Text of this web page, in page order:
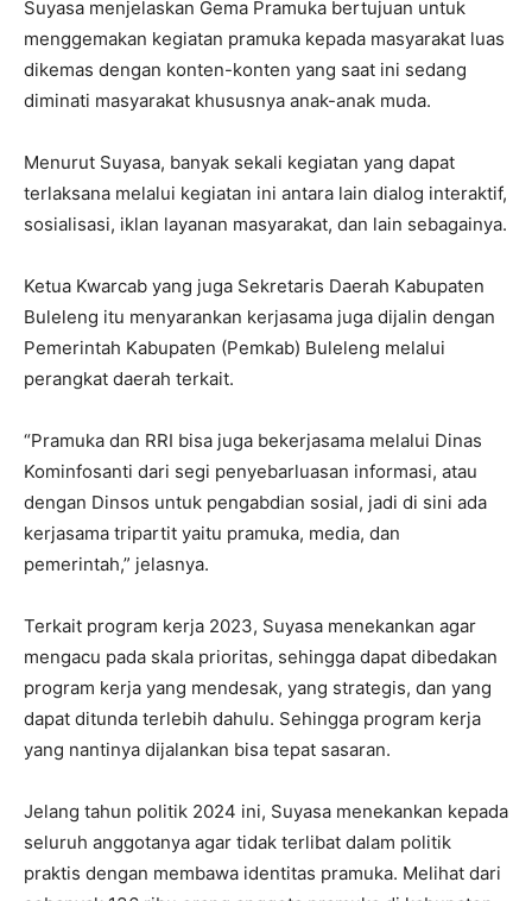
Suyasa menjelaskan Gema Pramuka bertujuan untuk
menggemakan kegiatan pramuka kepada masyarakat luas
dikemas dengan konten-konten yang saat ini sedang
diminati masyarakat khususnya anak-anak muda.
Menurut Suyasa, banyak sekali kegiatan yang dapat
terlaksana melalui kegiatan ini antara lain dialog interaktif,
sosialisasi, iklan layanan masyarakat, dan lain sebagainya.
Ketua Kwarcab yang juga Sekretaris Daerah Kabupaten
Buleleng itu menyarankan kerjasama juga dijalin dengan
Pemerintah Kabupaten (Pemkab) Buleleng melalui
perangkat daerah terkait.
“Pramuka dan RRI bisa juga bekerjasama melalui Dinas
Kominfosanti dari segi penyebarluasan informasi, atau
dengan Dinsos untuk pengabdian sosial, jadi di sini ada
kerjasama tripartit yaitu pramuka, media, dan
pemerintah,” jelasnya.
Terkait program kerja 2023, Suyasa menekankan agar
mengacu pada skala prioritas, sehingga dapat dibedakan
program kerja yang mendesak, yang strategis, dan yang
dapat ditunda terlebih dahulu. Sehingga program kerja
yang nantinya dijalankan bisa tepat sasaran.
Jelang tahun politik 2024 ini, Suyasa menekankan kepada
seluruh anggotanya agar tidak terlibat dalam politik
praktis dengan membawa identitas pramuka. Melihat dari